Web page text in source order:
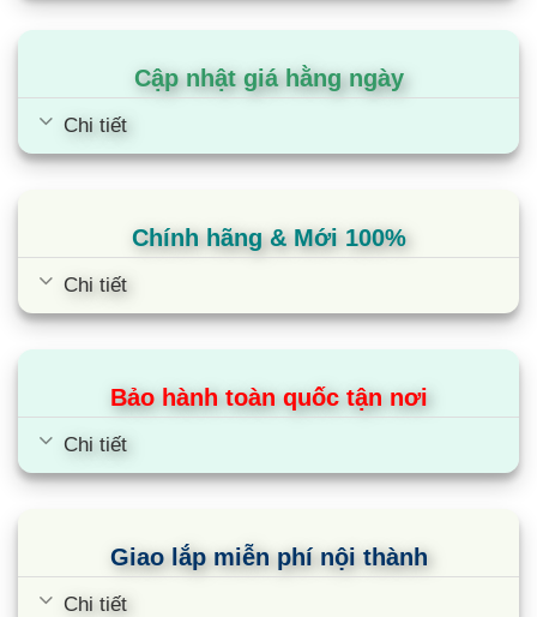
Tivi LG 50NANO80ASA | 50 inch 4K
Cập nhật giá hằng ngày
Chi tiết
Chính hãng & Mới 100%
Chi tiết
Bảo hành toàn quốc tận nơi
Chi tiết
Giao lắp miễn phí nội thành
Chi tiết